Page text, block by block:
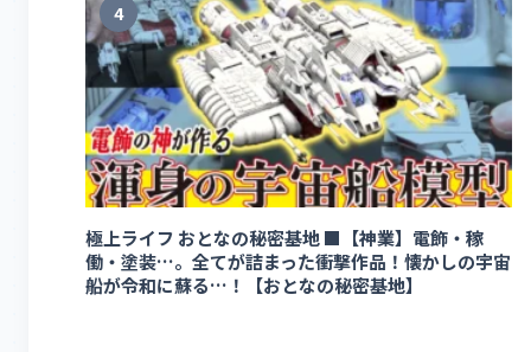
4
極上ライフ おとなの秘密基地 ■【神業】電飾・稼
働・塗装…。全てが詰まった衝撃作品！懐かしの宇宙
船が令和に蘇る…！【おとなの秘密基地】